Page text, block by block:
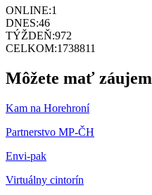
ONLINE:1
DNES:46
TÝŽDEŇ:972
CELKOM:1738811
Môžete mať záujem
Kam na Horehroní
Partnerstvo MP-ČH
Envi-pak
Virtuálny cintorín